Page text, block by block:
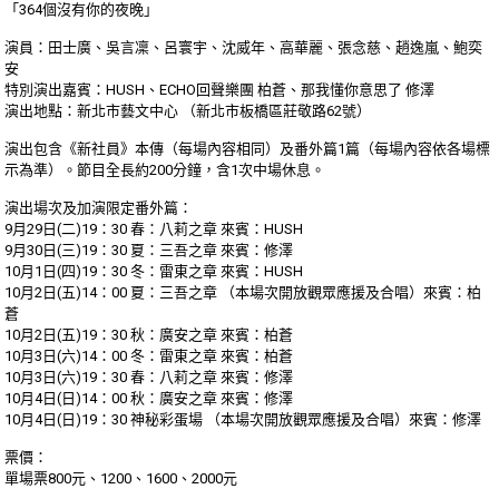
「364個沒有你的夜晚」
演員：田士廣、吳言凜、呂寰宇、沈威年、高華麗、張念慈 、趙逸嵐、鮑奕
安
特別演出嘉賓：HUSH、ECHO回聲樂團 柏蒼、那我懂你意思了 修澤
演出地點：新北市藝文中心 （新北市板橋區莊敬路62號）
演出包含《新社員》本傳（每場內容相同）及番外篇1篇（每場內容依各場標
示為準）。節目全長約200分鐘，含1次中場休息。
演出場次及加演限定番外篇：
9月29日(二)19：30 春：八莉之章 來賓：HUSH
9月30日(三)19：30 夏：三吾之章 來賓：修澤
10月1日(四)19：30 冬：雷東之章 來賓：HUSH
10月2日(五)14：00 夏：三吾之章 （本場次開放觀眾應援及合唱）來賓：柏
蒼
10月2日(五)19：30 秋：廣安之章 來賓：柏蒼
10月3日(六)14：00 冬：雷東之章 來賓：柏蒼
10月3日(六)19：30 春：八莉之章 來賓：修澤
10月4日(日)14：00 秋：廣安之章 來賓：修澤
10月4日(日)19：30 神秘彩蛋場 （本場次開放觀眾應援及合唱）來賓：修澤
票價：
單場票800元、1200、1600、2000元